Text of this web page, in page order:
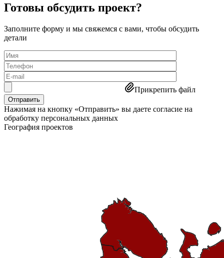
Готовы обсудить проект?
Заполните форму и мы свяжемся с вами, чтобы обсудить
детали
Прикрепить файл
Отправить
Нажимая на кнопку «Отправить» вы даете согласие на
обработку персональных данных
География проектов